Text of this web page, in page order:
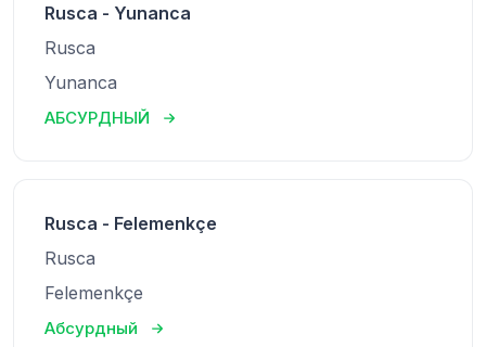
Rusca - Yunanca
Rusca
Yunanca
АБСУРДНЫЙ
Rusca - Felemenkçe
Rusca
Felemenkçe
Абсурдный